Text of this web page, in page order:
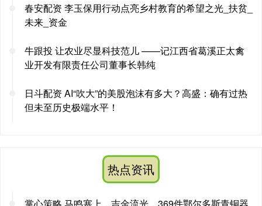
春安配资 李玉保用行动点亮乡村教育的希望之光_扶贫_
未来_资金
牛跟投 让农业尽显科技范儿 ——记江西省葛溪正太禽
业开发有限责任公司董事长韩纯
日斗配资 AI“吹大”的美股泡沫有多大？高盛：确有过热
但未至历史极端水平！
热点资讯